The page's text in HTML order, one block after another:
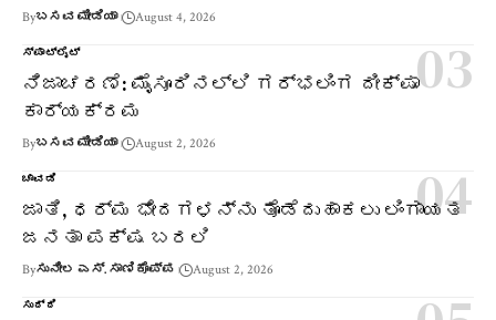
Byಬಸವ ಮೀಡಿಯಾ August 4, 2026
ಸ್ಪಾಟ್‌ಲೈಟ್
ನಿಜಾಚರಣೆ: ಮೈಸೂರಿನಲ್ಲಿ ಗರ್ಭಲಿಂಗ ದೀಕ್ಷಾ
ಕಾರ್ಯಕ್ರಮ
Byಬಸವ ಮೀಡಿಯಾ August 2, 2026
ಚಾವಡಿ
ಜಾತಿ, ಧರ್ಮ ಭೇದಗಳನ್ನು ತೊಡೆದುಹಾಕಲು ಲಿಂಗಾಯತ
ಜನತಾ ಪಕ್ಷ ಬರಲಿ
Byಸುನೀಲ ಎಸ್. ಸಾಣಿಕೊಪ್ಪ August 2, 2026
ಸುದ್ದಿ